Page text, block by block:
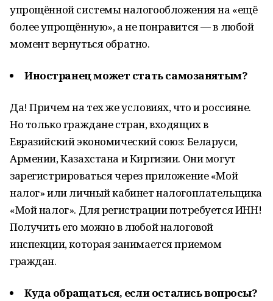
упрощённой системы налогообложения на «ещё
более упрощённую», а не понравится — в любой
момент вернуться обратно.
Иностранец может стать самозанятым?
Да! Причем на тех же условиях, что и россияне.
Но только граждане стран, входящих в
Евразийский экономический союз: Беларуси,
Армении, Казахстана и Киргизии. Они могут
зарегистрироваться через приложение «Мой
налог» или личный кабинет налогоплательщика
«Мой налог». Для регистрации потребуется ИНН!
Получить его можно в любой налоговой
инспекции, которая занимается приемом
граждан.
Куда обращаться, если остались вопросы?